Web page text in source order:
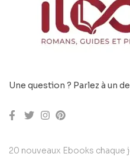
Une question ? Parlez à un
20 nouveaux Ebooks chaque